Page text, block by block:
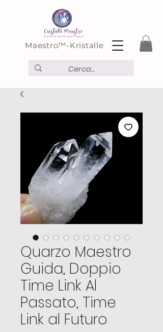
Maestro™-Kristalle
Quarzo Maestro
Guida, Doppio
Time Link Al
Passato, Time
Link al Futuro